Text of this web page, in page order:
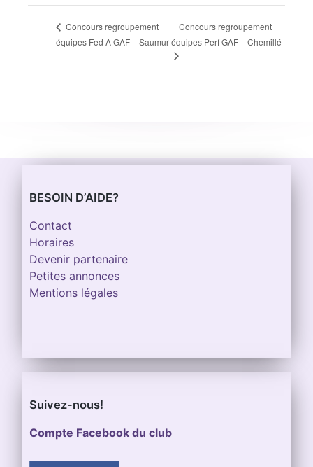
Concours regroupement
équipes Fed A GAF – Saumur
Concours regroupement
équipes Perf GAF – Chemillé
BESOIN D’AIDE?
Contact
Horaires
Devenir partenaire
Petites annonces
Mentions légales
Suivez-nous!
Compte Facebook du club